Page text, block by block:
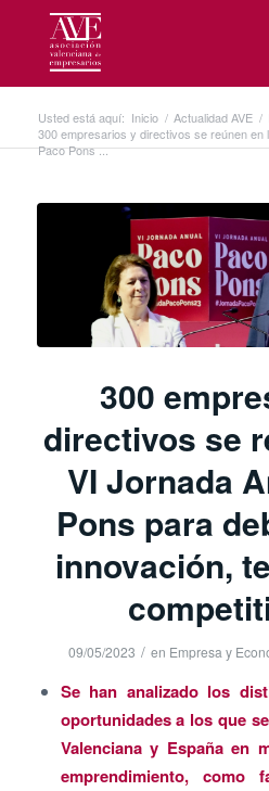
Usted está aquí: Inicio / Actualidad AVE /
300 empresarios y directivos se reúnen en
Paco Pons ...
300
directivos se
VI Jornada
Pons para
innovación,
09/05/2023 / en Empresa y
Se han analizado los
oportunidades a los que
Valenciana y España en
emprendimiento, como